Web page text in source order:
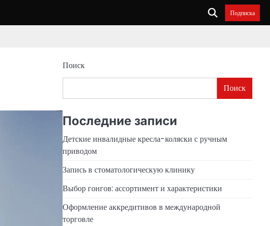
Подписка
Поиск
Поиск
Последние записи
Детские инвалидные кресла-коляски с ручным
приводом
Запись в стоматологическую клинику
Выбор гонгов: ассортимент и характеристики
Оформление аккредитивов в международной
торговле